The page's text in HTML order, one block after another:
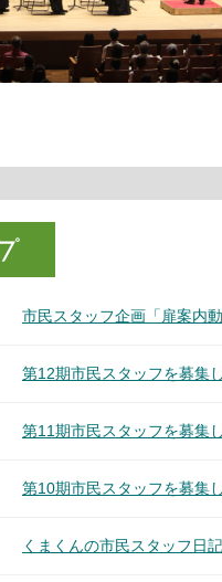
市民スタッフ企画「扉案内
第12期市民スタッフを募集
第11期市民スタッフを募集
第10期市民スタッフを募集
くまくんの市民スタッフ日